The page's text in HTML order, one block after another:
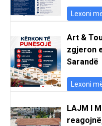
Lexoni
Art &
zgjeron
Sarandë
Lexoni
LAJM I